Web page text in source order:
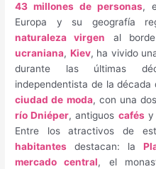
43 millones de personas,
Europa y su geografía
naturaleza virgen al
ucraniana, Kiev, ha vivido
durante las últimas
independentista de la
ciudad de moda, con una
río Dniéper, antiguos cafésy
Entre los atractivos de
habitantes destacan: la
mercado central, el